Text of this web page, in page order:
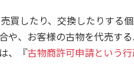
買したり、交換したりする
や、お客様の古物を代売す
、『古物商許可申請という